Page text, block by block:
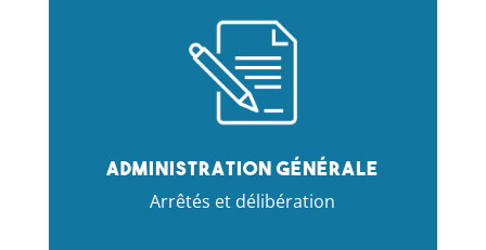
Administration générale
Arrêtés et délibération